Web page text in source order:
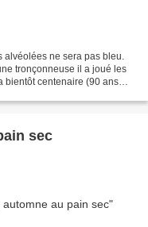
alvéolées ne sera pas bleu.
tronçonneuse il a joué les
bientôt centenaire (90 ans
sec